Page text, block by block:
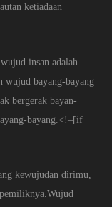
ketiadaan
insan adalah
wujud bayang-bayang
bergerak bayan-
bayang.<!–[if
kewujudan dirimu,